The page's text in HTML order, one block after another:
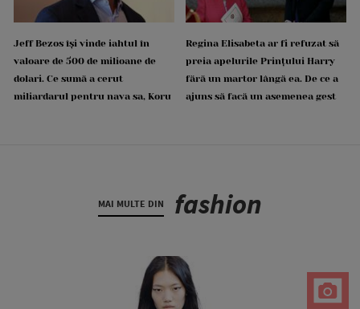
Jeff Bezos își vinde iahtul în
valoare de 500 de milioane de
dolari. Ce sumă a cerut
miliardarul pentru nava sa, Koru
Regina Elisabeta ar fi refuzat să
preia apelurile Prințului Harry
fără un martor lângă ea. De ce a
ajuns să facă un asemenea gest
MAI MULTE DIN fashion